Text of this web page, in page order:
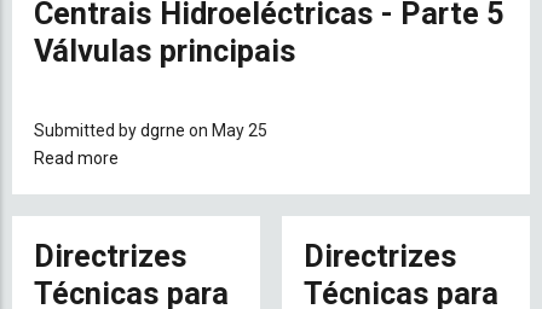
Centrais Hidroeléctricas - Parte 5
Válvulas principais
Submitted bydgrne on May 25
Read more
Técnicas
para
o
Desenvolvimento
Directrizes
Técnicas para
Directrizes
Técnicas para